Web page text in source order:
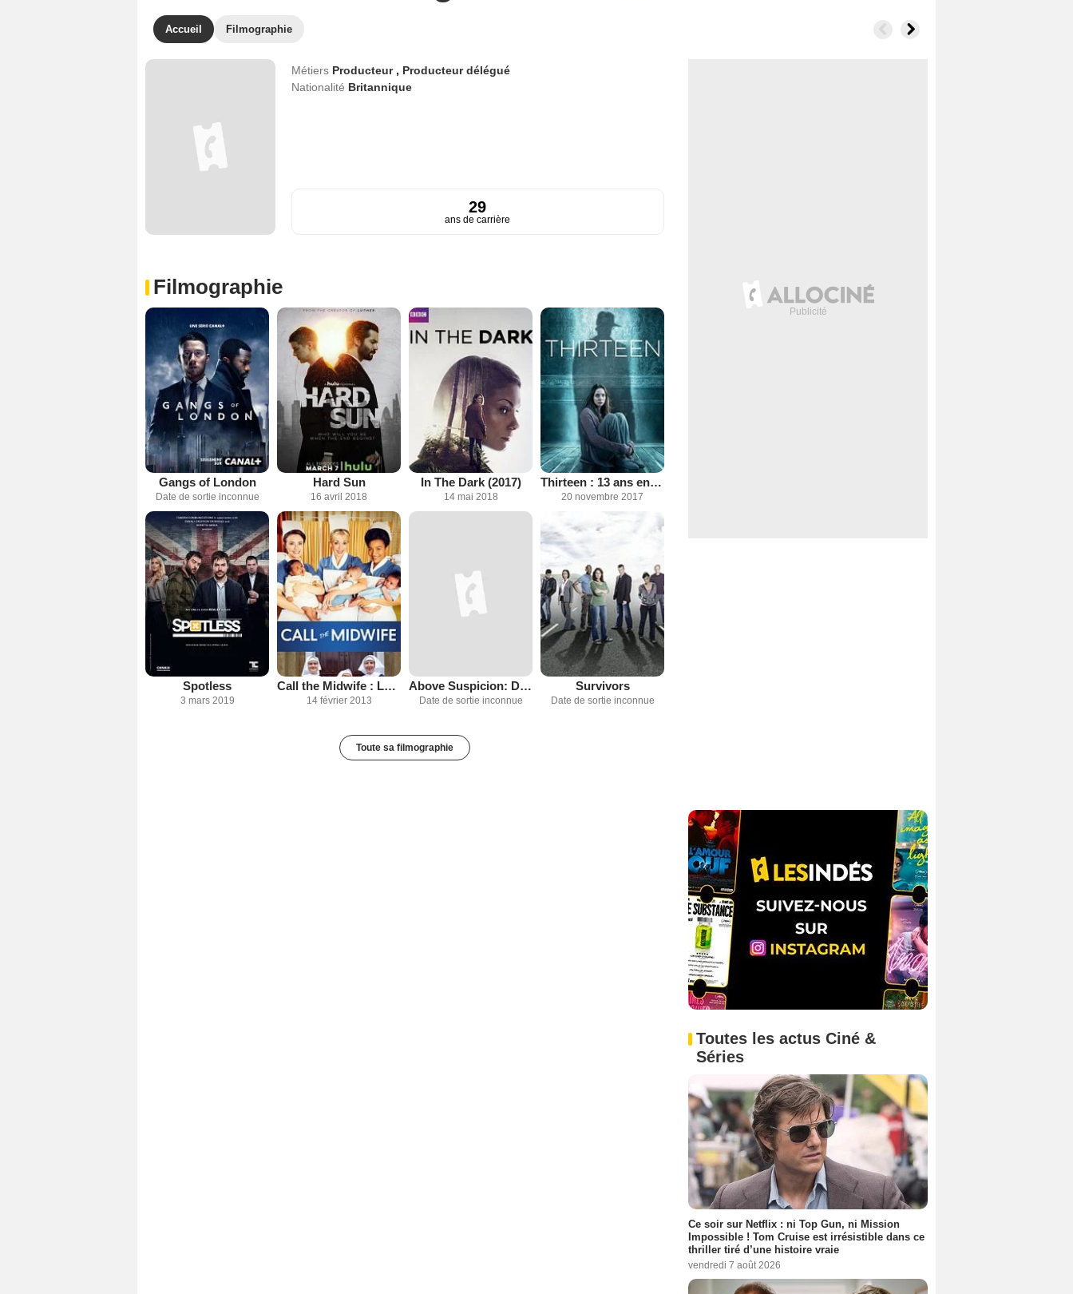
Accueil Filmographie
Métiers Producteur , Producteur délégué
Nationalité Britannique
29
ans de carrière
Filmographie
Gangs of London
Date de sortie inconnue
Hard Sun
16 avril 2018
In The Dark (2017)
14 mai 2018
Thirteen : 13 ans en captivité
20 novembre 2017
Spotless
3 mars 2019
Call the Midwife : Les héroïnes de l'ombre
14 février 2013
Above Suspicion: Deadly Intent
Date de sortie inconnue
Survivors
Date de sortie inconnue
Toute sa filmographie
Toutes les actus Ciné &
Séries
Ce soir sur Netflix : ni Top Gun, ni Mission
Impossible ! Tom Cruise est irrésistible dans ce
thriller tiré d’une histoire vraie
vendredi 7 août 2026